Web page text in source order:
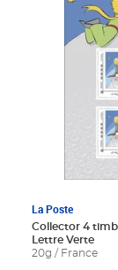
La Poste
Collector 4
Lettre Verte
20g / France